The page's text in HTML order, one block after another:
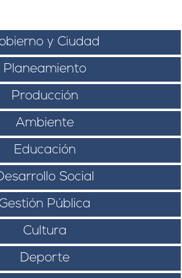
y Ciudad
Planeamiento
Producción
Ambiente
Educación
Social
Pública
Cultura
Deporte